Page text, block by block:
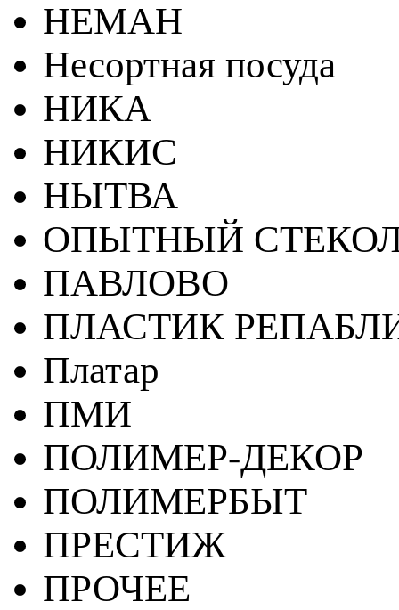
НЕМАН
Несортная посуда
НИКА
НИКИС
НЫТВА
ОПЫТНЫЙ
ПАВЛОВО
ПЛАСТИК
Платар
ПМИ
ПОЛИМЕР-ДЕКОР
ПОЛИМЕРБЫТ
ПРЕСТИЖ
ПРОЧЕЕ